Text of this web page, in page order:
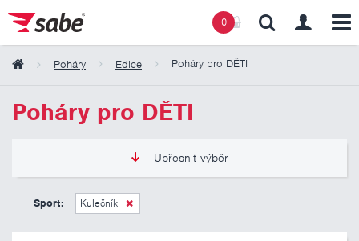
0
Poháry Edice Poháry pro DĚTI
Poháry pro DĚTI
Upřesnit výběr
105 Kč
Sport: Kulečník
Obsah košíku